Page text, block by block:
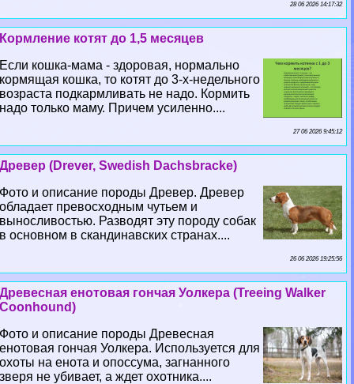
28 06 2026 14:17:32
Кормление котят до 1,5 месяцев
Если кошка-мама - здоровая, нормально
кормящая кошка, то котят до 3-х-недельного
возраста подкармливать не надо. Кормить
надо только маму. Причем усиленно....
27 06 2026 9:45:12
Древер (Drever, Swedish Dachsbracke)
Фото и описание породы Древер. Древер
обладает превосходным чутьем и
выносливостью. Разводят эту породу собак
в основном в скандинавских странах....
26 06 2026 19:25:56
Древесная енотовая гончая Уолкера (Treeing Walker
Coonhound)
Фото и описание породы Древесная
енотовая гончая Уолкера. Используется для
охоты на енота и опоссума, загнанного
зверя не убивает, а ждет охотника....